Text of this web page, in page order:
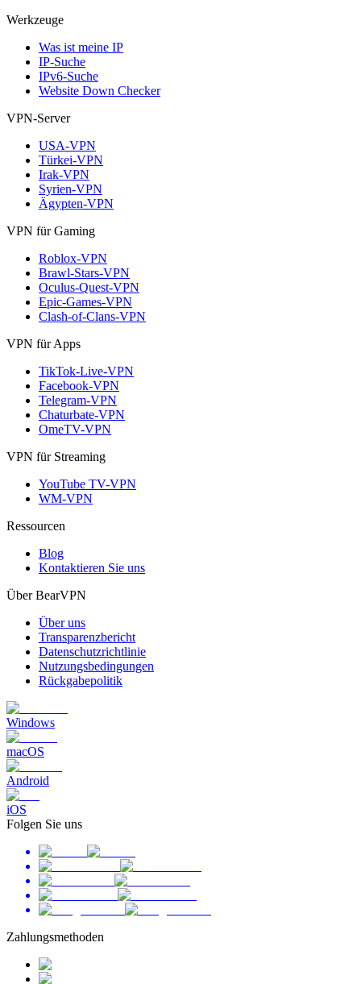
Werkzeuge
Was ist meine IP
IP-Suche
IPv6-Suche
Website Down Checker
VPN-Server
USA-VPN
Türkei-VPN
Irak-VPN
Syrien-VPN
Ägypten-VPN
VPN für Gaming
Roblox-VPN
Brawl-Stars-VPN
Oculus-Quest-VPN
Epic-Games-VPN
Clash-of-Clans-VPN
VPN für Apps
TikTok-Live-VPN
Facebook-VPN
Telegram-VPN
Chaturbate-VPN
OmeTV-VPN
VPN für Streaming
YouTube TV-VPN
WM-VPN
Ressourcen
Blog
Kontaktieren Sie uns
Über BearVPN
Über uns
Transparenzbericht
Datenschutzrichtlinie
Nutzungsbedingungen
Rückgabepolitik
Windows
macOS
Android
iOS
Folgen Sie uns
Zahlungsmethoden